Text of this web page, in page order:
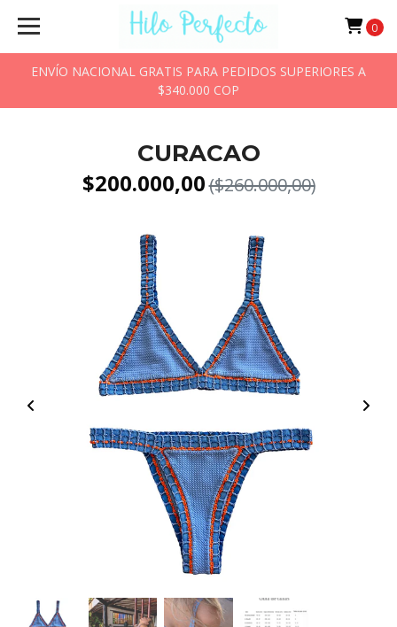
ENVÍO NACIONAL GRATIS PARA PEDIDOS SUPERIORES A
$340.000 COP
0
CURACAO
$200.000,00($260.000,00)